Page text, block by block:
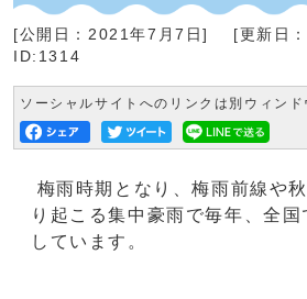
[公開日： 2021年7月7日] [更新日
ID:1314
ソーシャルサイトへのリンクは別ウィンド
梅雨時期となり、梅雨前線や
り起こる集中豪雨で毎年、全
しています。